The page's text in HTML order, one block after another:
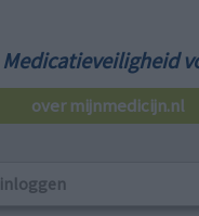
Medicatieveiligheid
over mijnmedicijn.nl
inloggen